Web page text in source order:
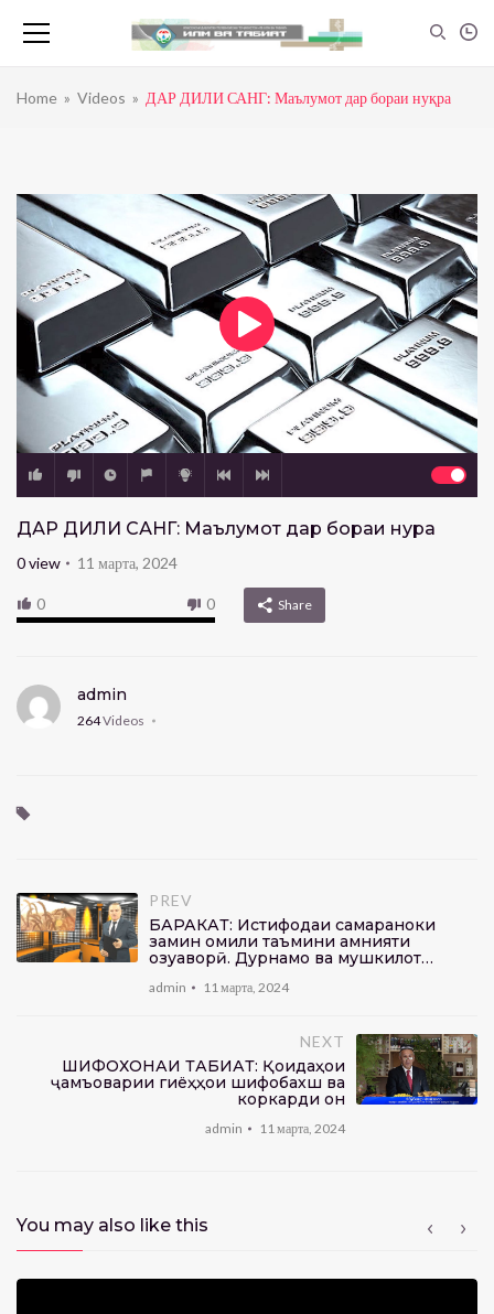
Home » Videos » ДАР ДИЛИ САНГ: Маълумот дар бораи нуқра
ДАР ДИЛИ САНГ: Маълумот дар бораи нуқра
0view 11 марта, 2024
0 0 Share
admin
264Videos
PREV
БАРАКАТ: Истифодаи самараноки
замин омили таъмини амнияти
озуқаворӣ. Дурнамо ва мушкилот…
admin 11 марта, 2024
NEXT
ШИФОХОНАИ ТАБИАТ: Қоидаҳои
ҷамъоварии гиёҳҳои шифобахш ва
коркарди он
admin 11 марта, 2024
You may also like this